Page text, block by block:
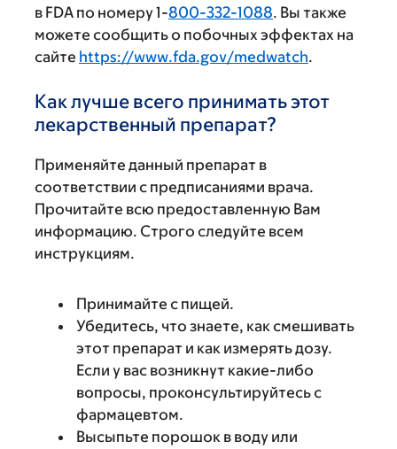
в FDA по номеру 1-800-332-1088. Вы также
можете сообщить о побочных эффектах на
сайте https://www.fda.gov/medwatch.
Как лучше всего принимать этот
лекарственный препарат?
Применяйте данный препарат в
соответствии с предписаниями врача.
Прочитайте всю предоставленную Вам
информацию. Строго следуйте всем
инструкциям.
Принимайте с пищей.
Убедитесь, что знаете, как смешивать
этот препарат и как измерять дозу.
Если у вас возникнут какие-либо
вопросы, проконсультируйтесь с
фармацевтом.
Высыпьте порошок в воду или